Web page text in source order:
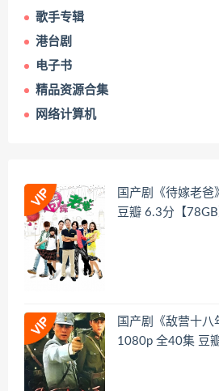
歌手专辑
港台剧
电子书
精品资源合集
网络计算机
国产剧《待嫁老
豆瓣 6.3分【78GB
国产剧《敌营十
1080p 全40集 豆